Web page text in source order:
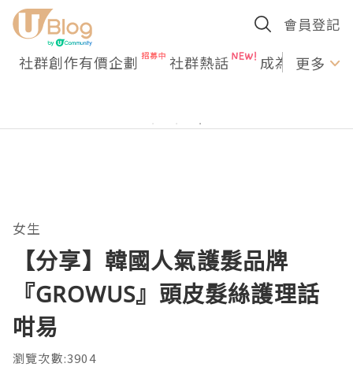
會員登記
社群創作有價企劃 社群熱話 成為U更多
女生
【分享】韓國人氣護髮品牌
『GROWUS』頭皮髮絲護理話
咁易
瀏覽次數:3904